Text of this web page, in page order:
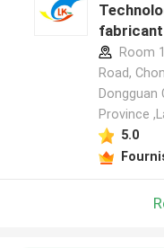
fabricant
Room
Road,
Dongguan
Province
5.0